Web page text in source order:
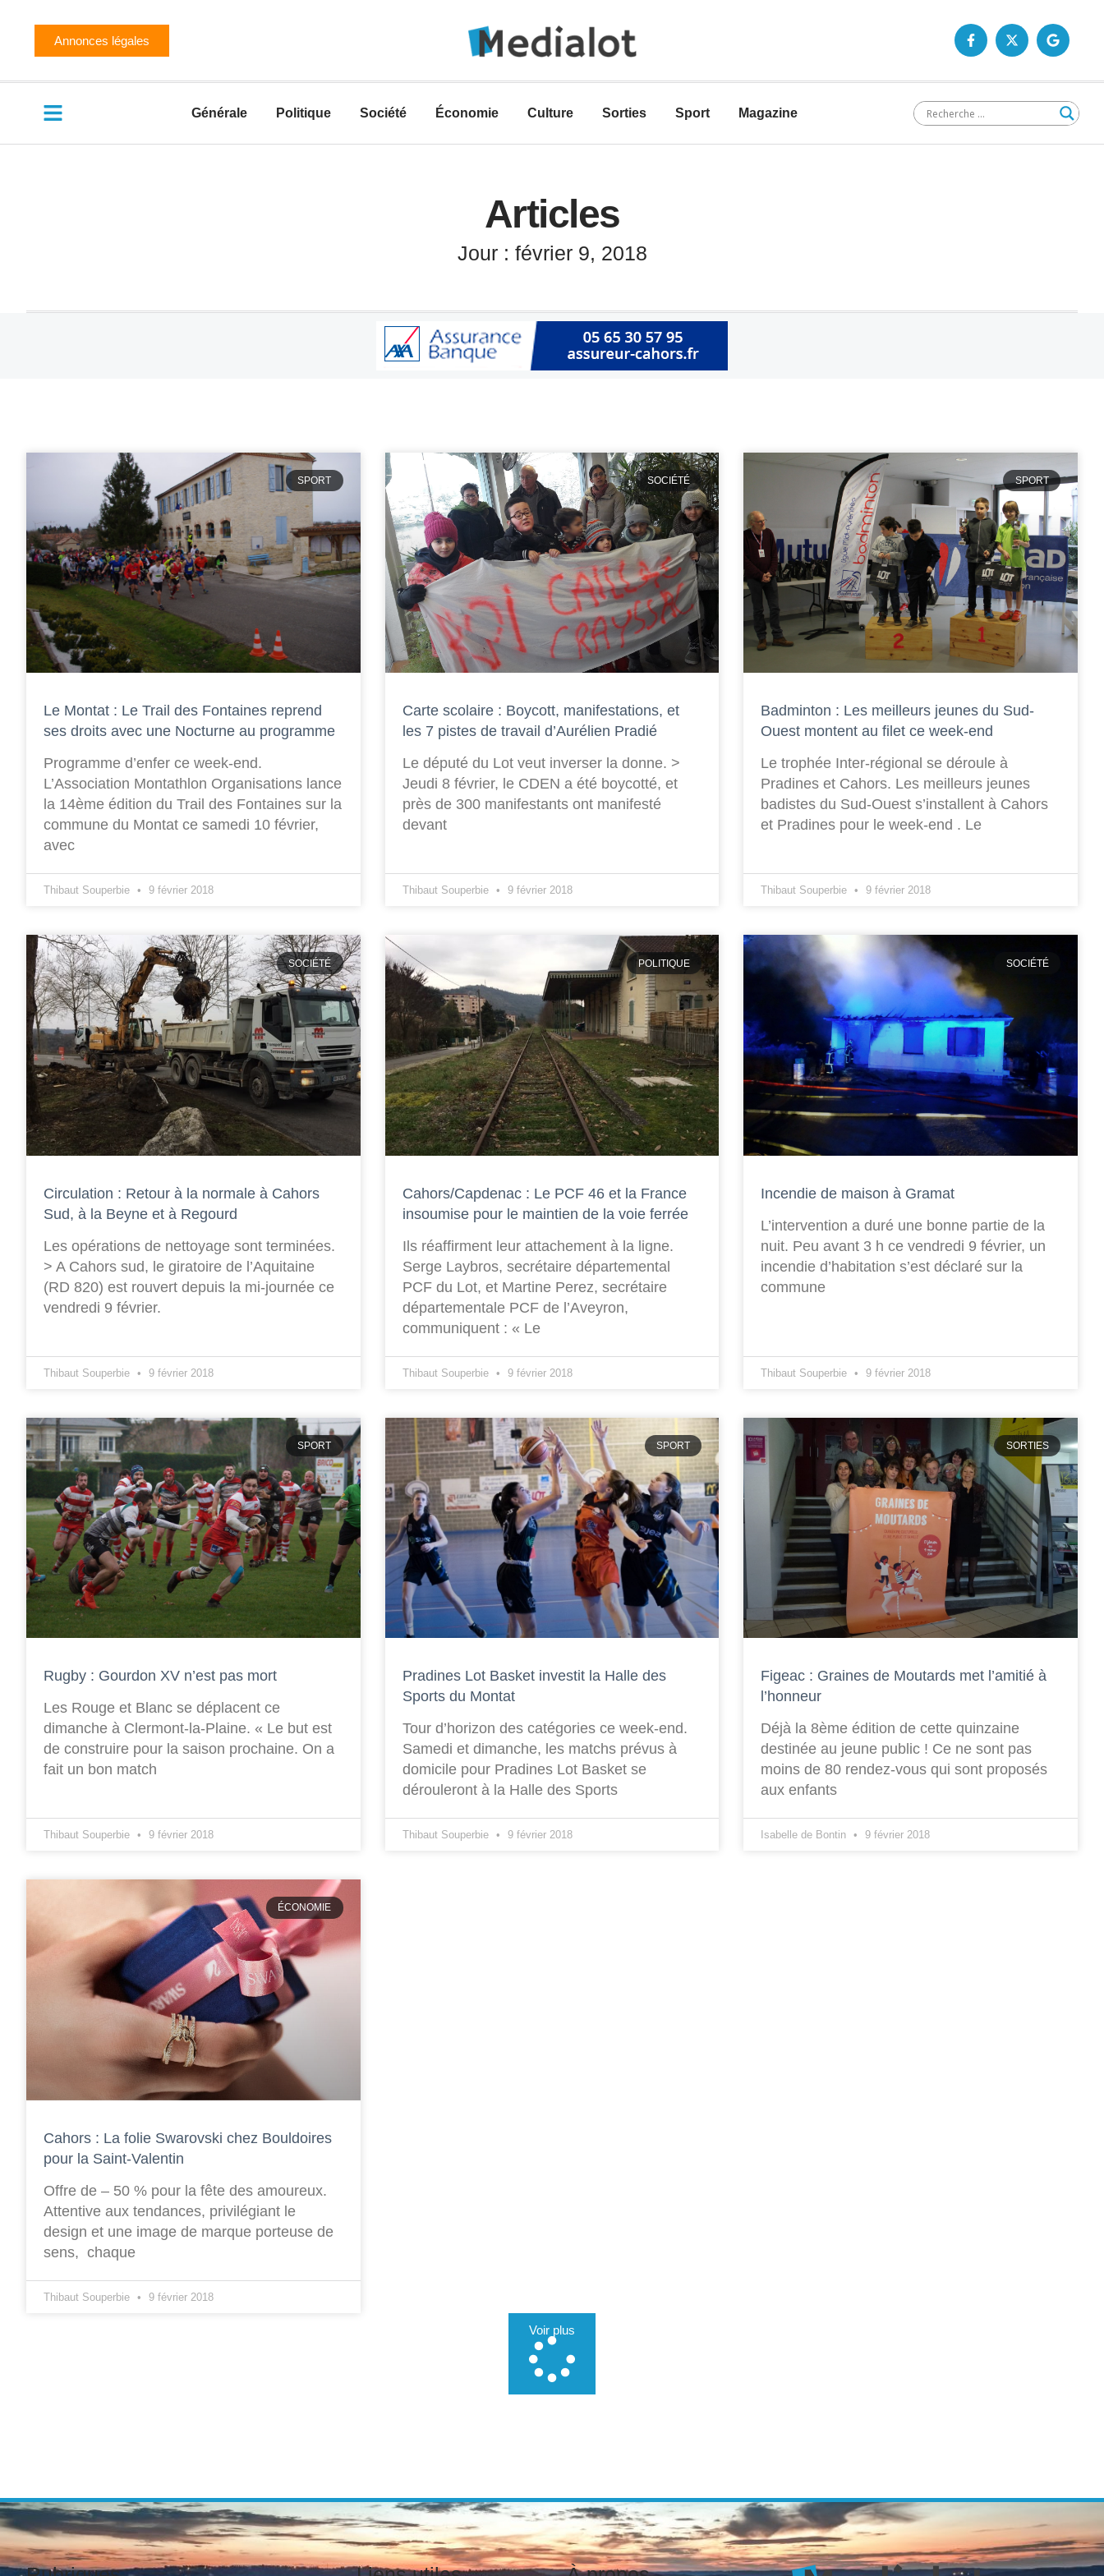
Annonces légales
Générale Politique Société Économie Culture Sorties Sport Magazine
Articles
Jour : février 9, 2018
SPORT
Le Montat : Le Trail des Fontaines reprend
ses droits avec une Nocturne au programme
Programme d’enfer ce week-end.
L’Association Montathlon Organisations lance
la 14ème édition du Trail des Fontaines sur la
commune du Montat ce samedi 10 février,
avec
Thibaut Souperbie 9 février 2018
SOCIÉTÉ
Carte scolaire : Boycott, manifestations, et
les 7 pistes de travail d’Aurélien Pradié
Le député du Lot veut inverser la donne. >
Jeudi 8 février, le CDEN a été boycotté, et
près de 300 manifestants ont manifesté
devant
Thibaut Souperbie 9 février 2018
SPORT
Badminton : Les meilleurs jeunes du Sud-
Ouest montent au filet ce week-end
Le trophée Inter-régional se déroule à
Pradines et Cahors. Les meilleurs jeunes
badistes du Sud-Ouest s’installent à Cahors
et Pradines pour le week-end . Le
Thibaut Souperbie 9 février 2018
SOCIÉTÉ
Circulation : Retour à la normale à Cahors
Sud, à la Beyne et à Regourd
Les opérations de nettoyage sont terminées.
> A Cahors sud, le giratoire de l’Aquitaine
(RD 820) est rouvert depuis la mi-journée ce
vendredi 9 février.
Thibaut Souperbie 9 février 2018
POLITIQUE
Cahors/Capdenac : Le PCF 46 et la France
insoumise pour le maintien de la voie ferrée
Ils réaffirment leur attachement à la ligne.
Serge Laybros, secrétaire départemental
PCF du Lot, et Martine Perez, secrétaire
départementale PCF de l’Aveyron,
communiquent : « Le
Thibaut Souperbie 9 février 2018
SOCIÉTÉ
Incendie de maison à Gramat
L’intervention a duré une bonne partie de la
nuit. Peu avant 3 h ce vendredi 9 février, un
incendie d’habitation s’est déclaré sur la
commune
Thibaut Souperbie 9 février 2018
SPORT
Rugby : Gourdon XV n’est pas mort
Les Rouge et Blanc se déplacent ce
dimanche à Clermont-la-Plaine. « Le but est
de construire pour la saison prochaine. On a
fait un bon match
Thibaut Souperbie 9 février 2018
SPORT
Pradines Lot Basket investit la Halle des
Sports du Montat
Tour d’horizon des catégories ce week-end.
Samedi et dimanche, les matchs prévus à
domicile pour Pradines Lot Basket se
dérouleront à la Halle des Sports
Thibaut Souperbie 9 février 2018
SORTIES
Figeac : Graines de Moutards met l’amitié à
l’honneur
Déjà la 8ème édition de cette quinzaine
destinée au jeune public ! Ce ne sont pas
moins de 80 rendez-vous qui sont proposés
aux enfants
Isabelle de Bontin 9 février 2018
ÉCONOMIE
Cahors : La folie Swarovski chez Bouldoires
pour la Saint-Valentin
Offre de – 50 % pour la fête des amoureux.
Attentive aux tendances, privilégiant le
design et une image de marque porteuse de
sens, chaque
Thibaut Souperbie 9 février 2018
Voir plus